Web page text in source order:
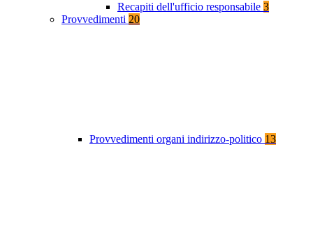
Recapiti dell'ufficio responsabile 3
Provvedimenti 20
Provvedimenti organi indirizzo-politico 13